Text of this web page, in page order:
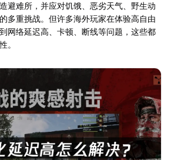
避难所，并应对饥饿、恶劣天气、野生动
多重挑战。但许多海外玩家在体验高自由
网络延迟高、卡顿、断线等问题，这些都
。